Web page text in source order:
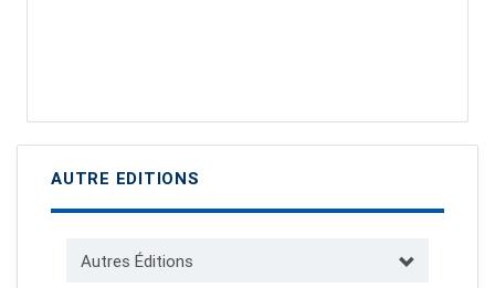
AUTRE EDITIONS
Autres Éditions